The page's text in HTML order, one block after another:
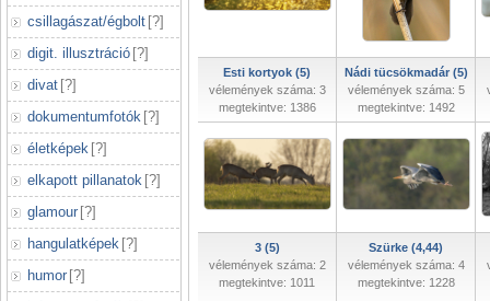
csillagászat/égbolt [?]
digit. illusztráció [?]
divat [?]
dokumentumfotók [?]
életképek [?]
elkapott pillanatok [?]
glamour [?]
hangulatképek [?]
humor [?]
Esti kortyok (5)
vélemények száma: 3
megtekintve: 1386
Nádi tücsökmadár (5)
vélemények száma: 5
megtekintve: 1492
3 (5)
vélemények száma: 2
megtekintve: 1011
Szürke (4,44)
vélemények száma: 4
megtekintve: 1228